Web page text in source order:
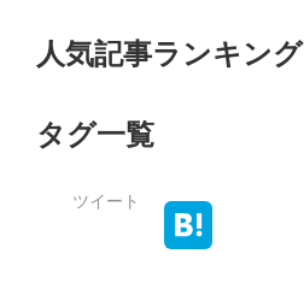
人気記事ランキング
タグ一覧
ツイート